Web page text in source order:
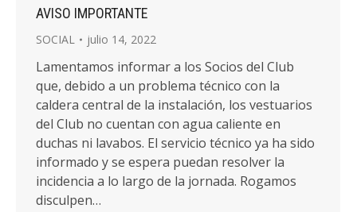
AVISO IMPORTANTE
SOCIAL julio 14, 2022
Lamentamos informar a los Socios del Club
que, debido a un problema técnico con la
caldera central de la instalación, los vestuarios
del Club no cuentan con agua caliente en
duchas ni lavabos. El servicio técnico ya ha sido
informado y se espera puedan resolver la
incidencia a lo largo de la jornada. Rogamos
disculpen…